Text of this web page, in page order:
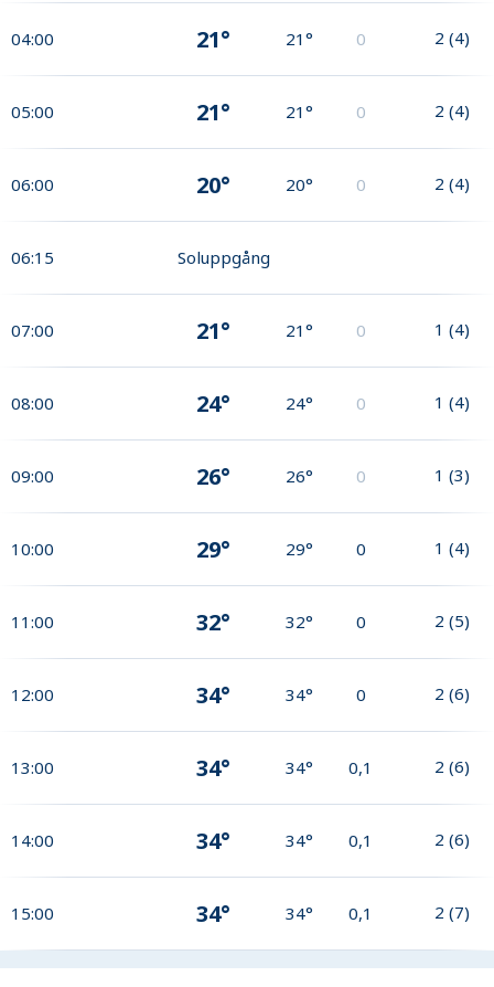
04:00 21° 21° 0 2 (4)
05:00 21° 21° 0 2 (4)
06:00 20° 20° 0 2 (4)
06:15 Soluppgång
07:00 21° 21° 0 1 (4)
08:00 24° 24° 0 1 (4)
09:00 26° 26° 0 1 (3)
10:00 29° 29° 0 1 (4)
11:00 32° 32° 0 2 (5)
12:00 34° 34° 0 2 (6)
13:00 34° 34° 0,1 2 (6)
14:00 34° 34° 0,1 2 (6)
15:00 34° 34° 0,1 2 (7)